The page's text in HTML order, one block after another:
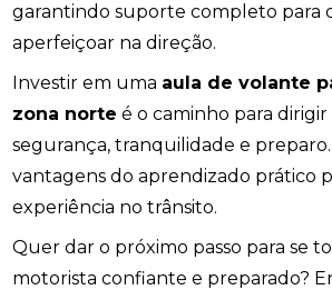
garantindo suporte completo para
aperfeiçoar na direção.
Investir em uma aula de volante
zona norte é o caminho para dirigir
segurança, tranquilidade e
vantagens do aprendizado prático
experiência no trânsito.
Quer dar o próximo passo para se
motorista confiante e preparado?